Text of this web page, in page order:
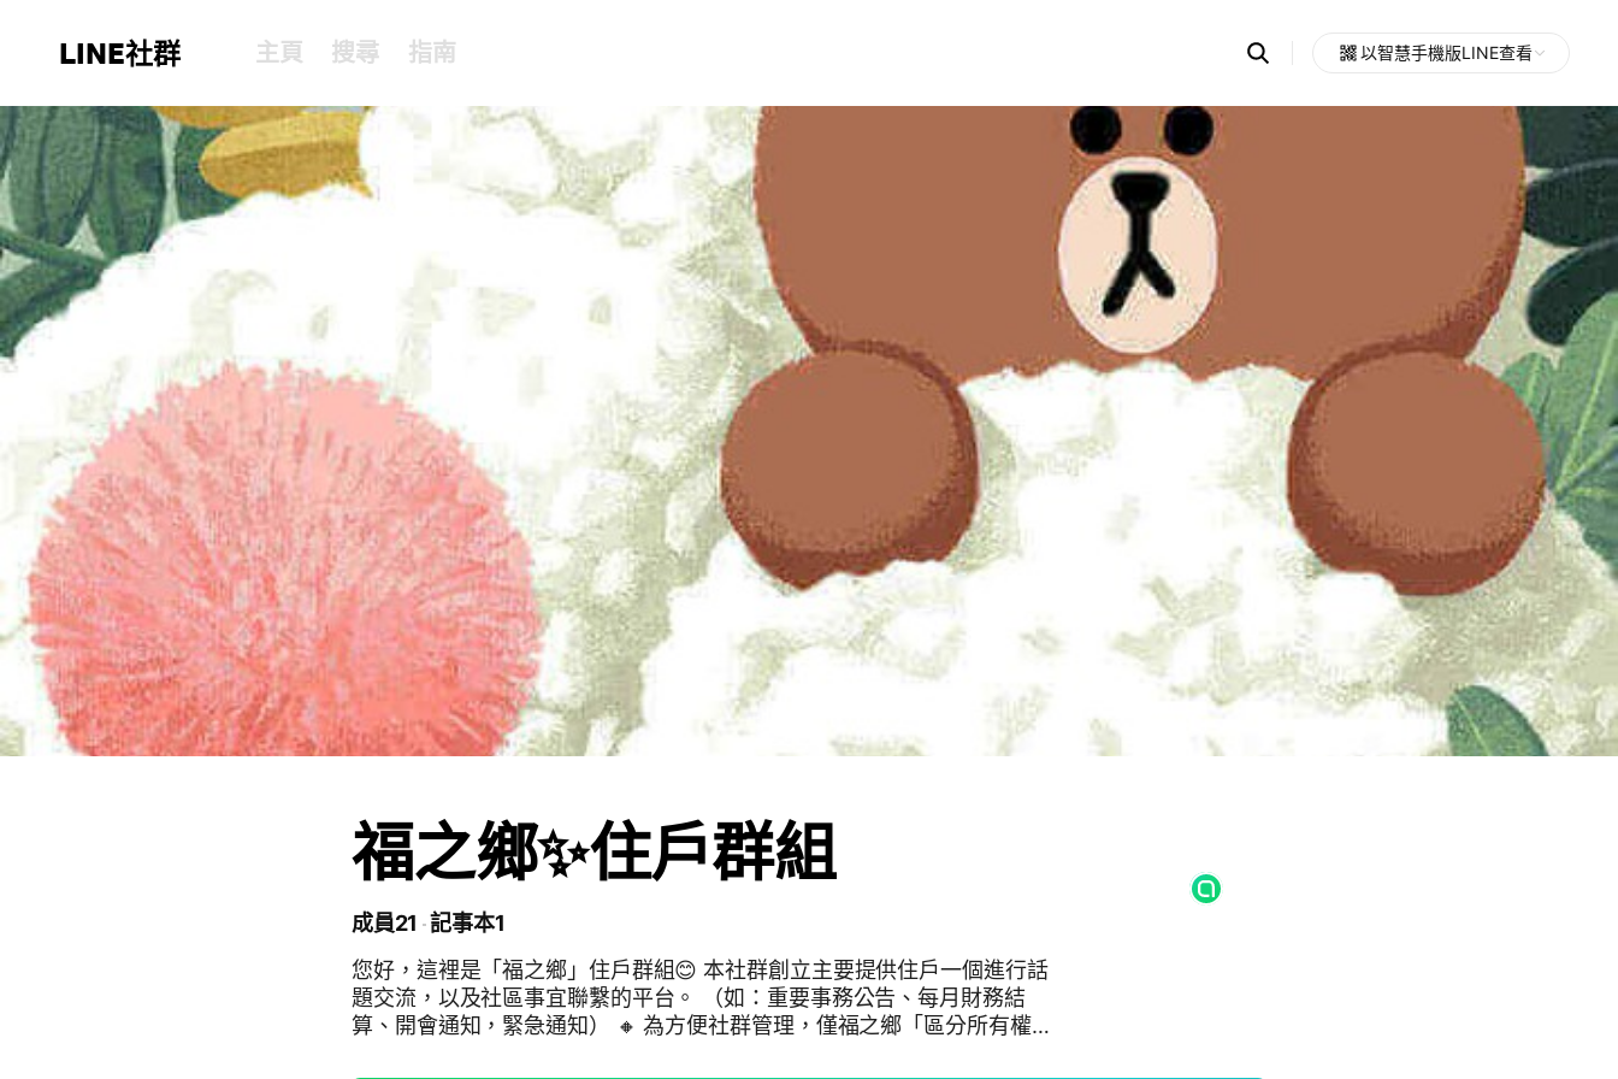
LINE社群 主頁 搜尋 指南 Search
OpenChats
messages
search
以智慧手機版LINE查看
福之鄉✨住戶群組
成員21 記事本1
您好，這裡是「福之鄉」住戶群組😊 本社群創立主要提供住戶一個進行話
題交流，以及社區事宜聯繫的平台。 （如：重要事務公告、每月財務結
算、開會通知，緊急通知） 🔸 為方便社群管理，僅福之鄉「區分所有權